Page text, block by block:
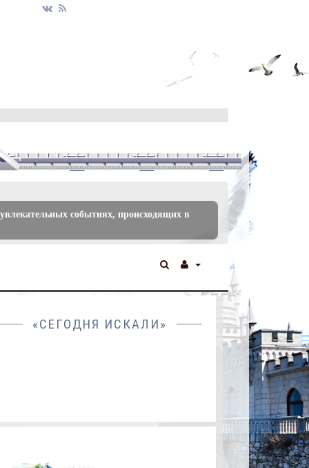
событиях, происходящих в
«СЕГОДНЯ ИСКАЛИ»
СОЦ